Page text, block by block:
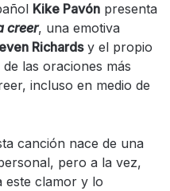
Kike Pavón presenta
creer, una emotiva
Richardsy el propio
las oraciones más
incluso en medio de
canción nace de una
pero a la vez,
este clamor y lo